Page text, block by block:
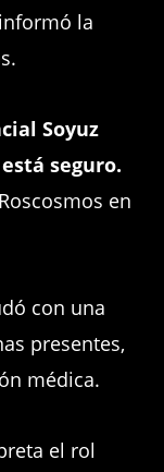
la
Soyuz
seguro.
en
con una
presentes,
médica.
el rol